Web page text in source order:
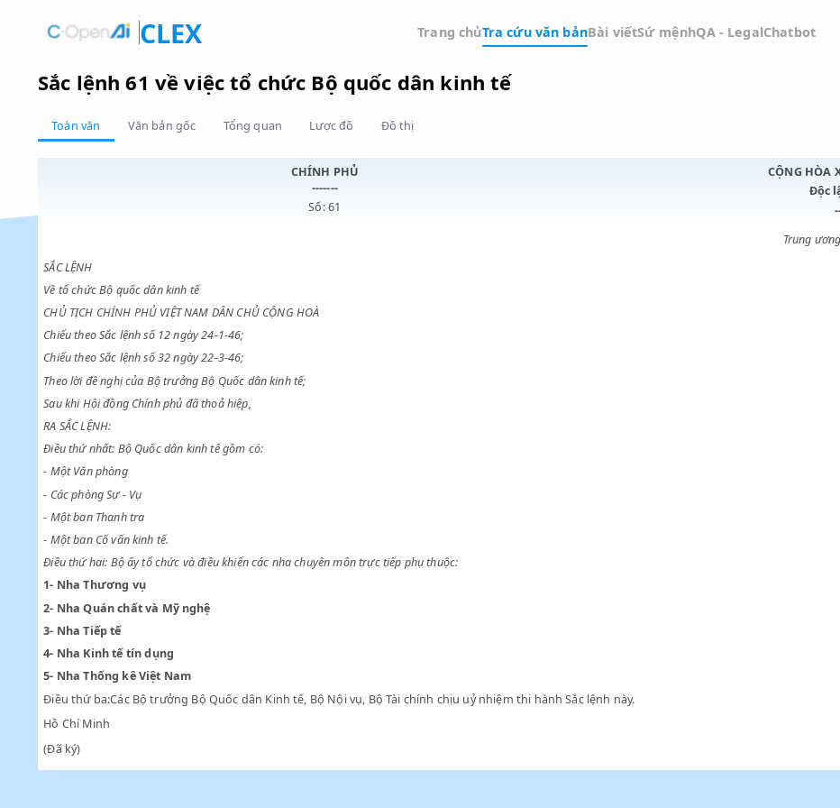
CLEX Trang chủTra cứu văn bảnBài viếtSứ mệnhQA - Legal
Sắc lệnh 61 về việc tổ chức Bộ quốc dân kinh tế
Toàn văn
CHÍNH PHỦ
SẮC LỆNH
Về tổ chức Bộ quốc dân kinh tế
CHỦ TỊCH CHÍNH PHỦ VIỆT NAM DÂN CHỦ CỘNG HOÀ
Chiểu theo Sắc lệnh số 12 ngày 24-1-46;
Chiểu theo Sắc lệnh số 32 ngày 22-3-46;
Theo lời đề nghị của Bộ trưởng Bộ Quốc dân kinh tế;
Sau khi Hội đồng Chính phủ đã thoả hiệp,
RA SẮC LỆNH:
Điều thứ nhất: Bộ Quốc dân kinh tế gồm có:
- Một Văn phòng
- Các phòng Sự - Vụ
- Một ban Thanh tra
- Một ban Cố vấn kinh tế.
Điều thứ hai: Bộ ấy tổ chức và điều khiển các nha chuyên môn trực tiếp phụ thuộc:
1-Nha Thương vụ
2-Nha Quán chất và Mỹ nghệ
3-Nha Tiếp tế
4- Nha Kinh tế tín dụng
5-Nha Thống kê Việt Nam